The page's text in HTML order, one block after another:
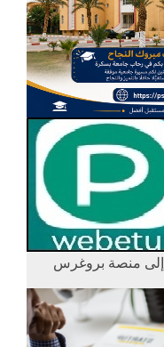
إلى منصة بروغرس